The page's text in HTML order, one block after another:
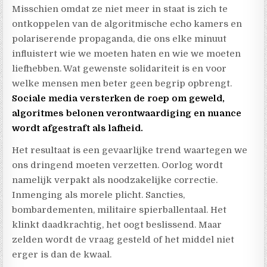
Misschien omdat ze niet meer in staat is zich te
ontkoppelen van de algoritmische echo kamers en
polariserende propaganda, die ons elke minuut
influistert wie we moeten haten en wie we moeten
liefhebben. Wat gewenste solidariteit is en voor
welke mensen men beter geen begrip opbrengt.
Sociale media versterken de roep om geweld,
algoritmes belonen verontwaardiging en nuance
wordt afgestraft als lafheid.
Het resultaat is een gevaarlijke trend waartegen we
ons dringend moeten verzetten. Oorlog wordt
namelijk verpakt als noodzakelijke correctie.
Inmenging als morele plicht. Sancties,
bombardementen, militaire spierballentaal. Het
klinkt daadkrachtig, het oogt beslissend. Maar
zelden wordt de vraag gesteld of het middel niet
erger is dan de kwaal.